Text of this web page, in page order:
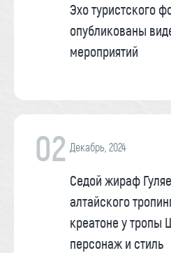
Эхо туристского
опубликованы
мероприятий
02 Декабрь, 2024
Седой жираф
алтайского
креатоне у тропы
персонаж и стиль